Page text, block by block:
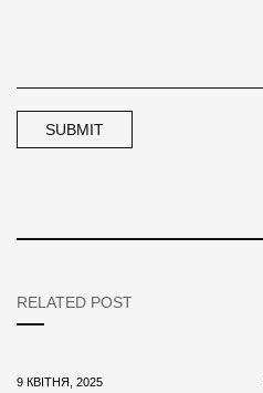
RELATED POST
9 КВІТНЯ, 2025